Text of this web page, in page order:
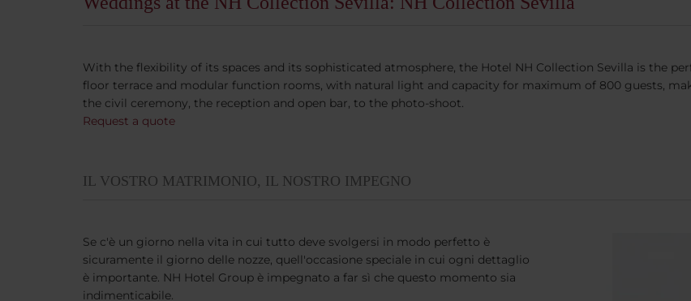
With the flexibility of its spaces and its sophisticated atmosphere, the Hotel NH Collection Sevilla is the
floor terrace and modular function rooms, with natural light and capacity for maximum of 800 guests,
the civil ceremony, the reception and open bar, to the photo-shoot.
Request a quote
IL VOSTRO MATRIMONIO, IL NOSTRO IMPEGNO
Se c'è un giorno nella vita in cui tutto deve svolgersi in modo perfetto è
sicuramente il giorno delle nozze, quell'occasione speciale in cui ogni dettaglio
è importante. NH Hotel Group è impegnato a far sì che questo momento sia
indimenticabile.